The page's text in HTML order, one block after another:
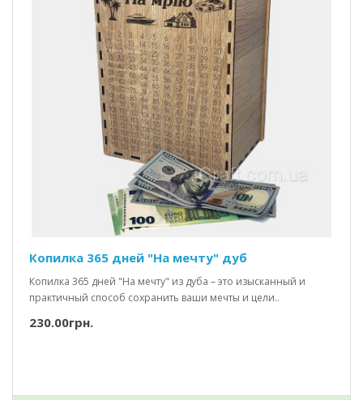
Копилка 365 дней "На мечту" дуб
Копилка 365 дней "На мечту" из дуба – это изысканный и
практичный способ сохранить ваши мечты и цели..
230.00грн.